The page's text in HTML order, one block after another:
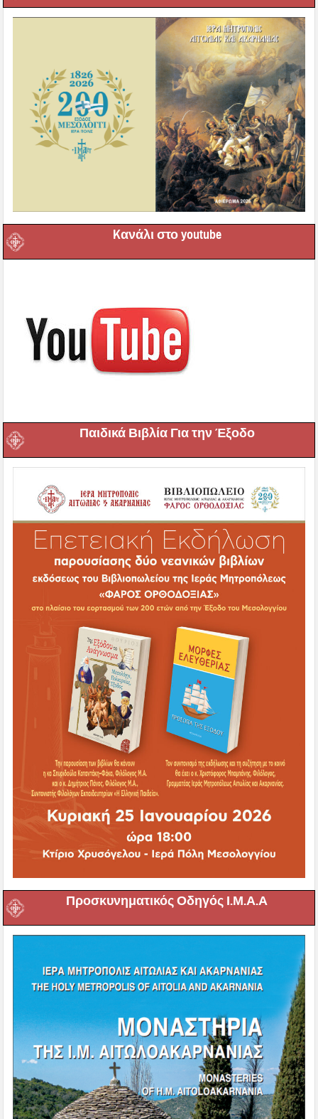
Kανάλι στο youtube
Παιδικά Βιβλία Για την Έξοδο
Προσκυνηματικός Οδηγός Ι.Μ.Α.Α